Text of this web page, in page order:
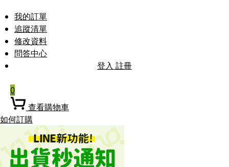
我的訂單
追蹤清單
修改資料
問答中心
登入 註冊
0
查看購物車
如何訂購